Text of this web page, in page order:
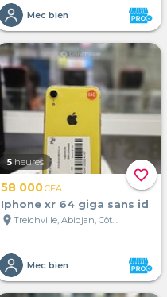
Mec bien
favorite_border
5 heures
58 000CFA
Iphone xr 64 giga sans id
location_on
Treichville, Abidjan, Côte d'Ivoire
Mec bien